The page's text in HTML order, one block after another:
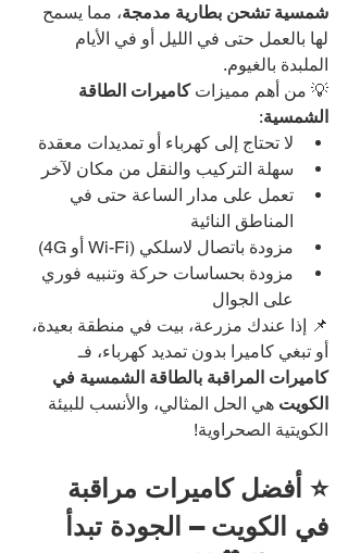
شمسية تشحن بطارية مدمجة، مما يسمح
لها بالعمل حتى في الليل أو في الأيام
الملبدة بالغيوم.
💡 من أهم مميزات كاميرات الطاقة
الشمسية:
لا تحتاج إلى كهرباء أو تمديدات معقدة
سهلة التركيب والنقل من مكان لآخر
تعمل على مدار الساعة حتى في
المناطق النائية
مزودة باتصال لاسلكي (Wi-Fi أو 4G)
مزودة بحساسات حركة وتنبيه فوري
على الجوال
📌 إذا عندك مزرعة، بيت في منطقة بعيدة،
أو تبغي كاميرا بدون تمديد كهرباء، فـ
كاميرات المراقبة بالطاقة الشمسية في
الكويت هي الحل المثالي، والأنسب للبيئة
الكويتية الصحراوية!
⭐ أفضل كاميرات مراقبة
في الكويت – الجودة تبدأ